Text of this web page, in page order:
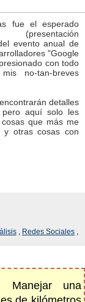
fue el esperado
evento anual de
"Google
con todo
no-tan-breves
detalles
pero aquí solo les
que más me
y otras cosas con
, Redes Sociales ,
Manejar una